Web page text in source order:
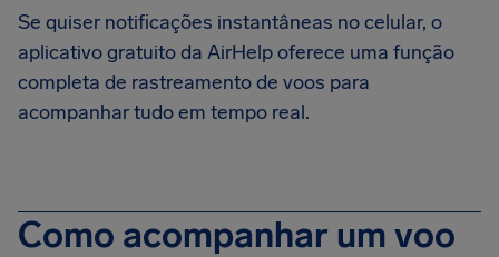
Se quiser notificações instantâneas no celular, o
aplicativo gratuito da AirHelp oferece uma função
completa de rastreamento de voos para
acompanhar tudo em tempo real.
Como acompanhar um voo